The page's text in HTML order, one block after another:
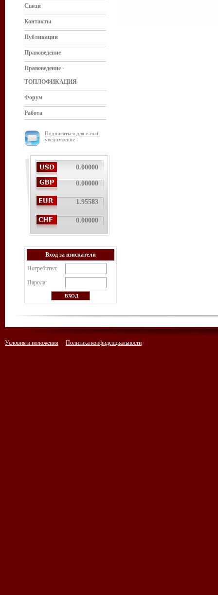
Связи
Контакты
Публикации
Правоведение
Правоведение -
ТОПЛОФИКАЦИЯ
Форум
Работа
Подписаться для e-mail
уведомление
0.00000
0.00000
1.95583
0.00000
Вход за взискатели
Потребител:
Парола:
Условия и положения Политика конфиденциальности